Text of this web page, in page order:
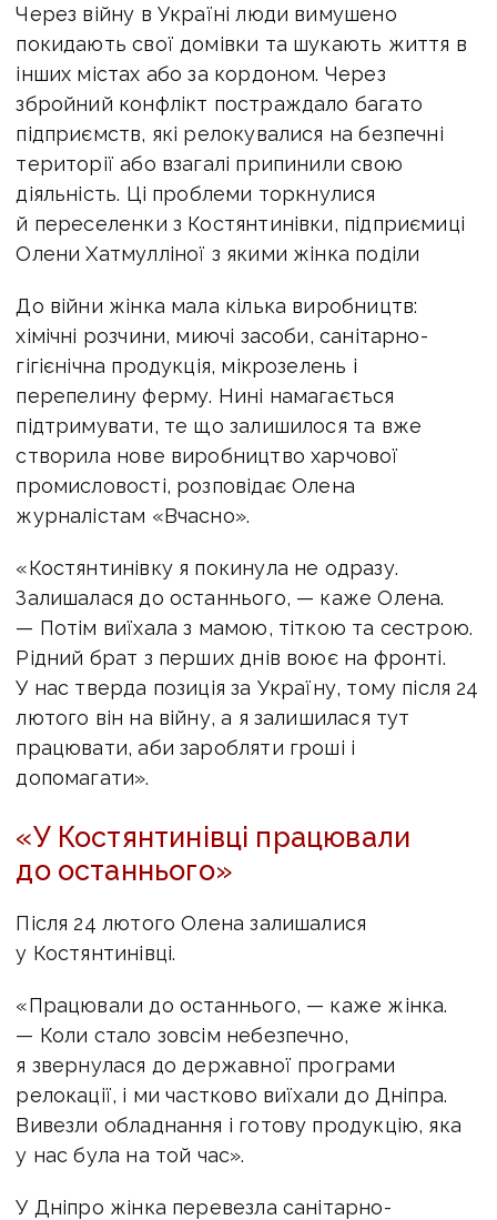
Через війну в Україні люди вимушено
покидають свої домівки та шукають життя в
інших містах або за кордоном. Через
збройний конфлікт постраждало багато
підприємств, які релокувалися на безпечні
території або взагалі припинили свою
діяльність. Ці проблеми торкнулися
й переселенки з Костянтинівки, підприємиці
Олени Хатмулліної з якими жінка поділи
До війни жінка мала кілька виробництв:
хімічні розчини, миючі засоби, санітарно-
гігієнічна продукція, мікрозелень і
перепелину ферму. Нині намагається
підтримувати, те що залишилося та вже
створила нове виробництво харчової
промисловості, розповідає Олена
журналістам «Вчасно».
«Костянтинівку я покинула не одразу.
Залишалася до останнього, — каже Олена.
— Потім виїхала з мамою, тіткою та сестрою.
Рідний брат з перших днів воює на фронті.
У нас тверда позиція за Україну, тому після 24
лютого він на війну, а я залишилася тут
працювати, аби заробляти гроші і
допомагати».
«У Костянтинівці працювали
до останнього»
Після 24 лютого Олена залишалися
у Костянтинівці.
«Працювали до останнього, — каже жінка.
— Коли стало зовсім небезпечно,
я звернулася до державної програми
релокації, і ми частково виїхали до Дніпра.
Вивезли обладнання і готову продукцію, яка
у нас була на той час».
У Дніпро жінка перевезла санітарно-